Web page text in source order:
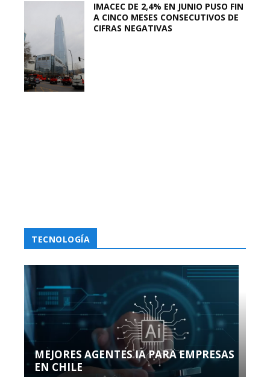
IMACEC DE 2,4% EN JUNIO PUSO FIN
A CINCO MESES CONSECUTIVOS DE
CIFRAS NEGATIVAS
TECNOLOGÍA
MEJORES AGENTES IA PARA EMPRESAS
EN CHILE